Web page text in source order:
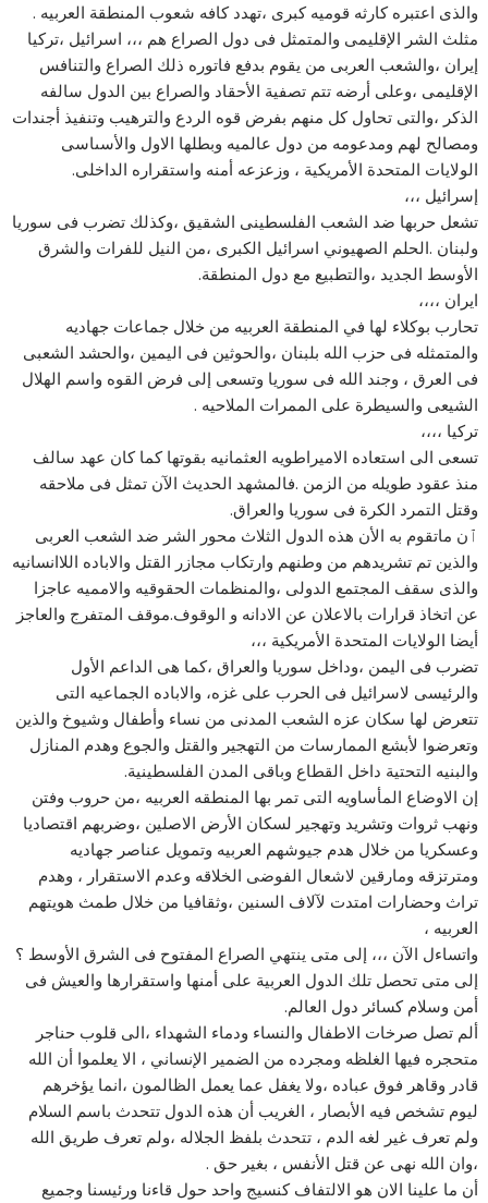
والذى اعتبره كارثه قوميه كبرى ،تهدد كافه شعوب المنطقة العربيه .
مثلث الشر الإقليمى والمتمثل فى دول الصراع هم ،،، اسرائيل ،تركيا
إيران ،والشعب العربى من يقوم بدفع فاتوره ذلك الصراع والتنافس
الإقليمى ،وعلى أرضه تتم تصفية الأحقاد والصراع بين الدول سالفه
الذكر ،والتى تحاول كل منهم بفرض قوه الردع والترهيب وتنفيذ أجندات
ومصالح لهم ومدعومه من دول عالميه وبطلها الاول والأسىاسى
الولايات المتحدة الأمريكية ، وزعزعه أمنه واستقراره الداخلى.
إسرائيل ،،،
تشعل حربها ضد الشعب الفلسطينى الشقيق ،وكذلك تضرب فى سوريا
ولبنان .الحلم الصهيوني اسرائيل الكبرى ،من النيل للفرات والشرق
الأوسط الجديد ،والتطبيع مع دول المنطقة.
ايران ،،،،
تحارب بوكلاء لها في المنطقة العربيه من خلال جماعات جهاديه
والمتمثله فى حزب الله بلبنان ،والحوثين فى اليمين ،والحشد الشعبى
فى العرق ، وجند الله فى سوريا وتسعى إلى فرض القوه واسم الهلال
الشيعى والسيطرة على الممرات الملاحيه .
تركيا ،،،،
تسعى الى استعاده الاميراطويه العثمانيه بقوتها كما كان عهد سالف
منذ عقود طويله من الزمن .فالمشهد الحديث الآن تمثل فى ملاحقه
وقتل التمرد الكرة فى سوريا والعراق.
ٱن ماتقوم به الأن هذه الدول الثلاث محور الشر ضد الشعب العربى
والذين تم تشريدهم من وطنهم وارتكاب مجازر القتل والاباده اللاانسانيه
والذى سقف المجتمع الدولى ،والمنظمات الحقوقيه والامميه عاجزا
عن اتخاذ قرارات بالاعلان عن الادانه و الوقوف.موقف المتفرج والعاجز
أيضا الولايات المتحدة الأمريكية ،،،
تضرب فى اليمن ،وداخل سوريا والعراق ،كما هى الداعم الأول
والرئيسى لاسرائيل فى الحرب على غزه، والاباده الجماعيه التى
تتعرض لها سكان عزه الشعب المدنى من نساء وأطفال وشيوخ والذين
وتعرضوا لأبشع الممارسات من التهجير والقتل والجوع وهدم المنازل
والبنيه التحتية داخل القطاع وباقى المدن الفلسطينية.
إن الاوضاع المأساويه التى تمر بها المنطقه العربيه ،من حروب وفتن
ونهب ثروات وتشريد وتهجير لسكان الأرض الاصلين ،وضربهم اقتصاديا
وعسكريا من خلال هدم جيوشهم العربيه وتمويل عناصر جهاديه
ومترتزقه ومارقين لاشعال الفوضى الخلاقه وعدم الاستقرار ، وهدم
تراث وحضارات امتدت لآلاف السنين ،وثقافيا من خلال طمث هويتهم
العربيه ،
واتساءل الآن ،،، إلى متى ينتهي الصراع المفتوح فى الشرق الأوسط ؟
إلى متى تحصل تلك الدول العربية على أمنها واستقرارها والعيش فى
أمن وسلام كسائر دول العالم.
ألم تصل صرخات الاطفال والنساء ودماء الشهداء ،الى قلوب حناجر
متحجره فيها الغلظه ومجرده من الضمير الإنساني ، الا يعلموا أن الله
قادر وقاهر فوق عباده ،ولا يغفل عما يعمل الظالمون ،انما يؤخرهم
ليوم تشخص فيه الأبصار ، الغريب أن هذه الدول تتحدث باسم السلام
ولم تعرف غير لغه الدم ، تتحدث بلفظ الجلاله ،ولم تعرف طريق الله
،وان الله نهى عن قتل الأنفس ، بغير حق .
أن ما علينا الان هو الالتفاف كنسيج واحد حول قاءنا ورئيسنا وجميع